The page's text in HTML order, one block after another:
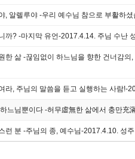
, 알렐루야 -우리 예수님 참으로 부활하
까? -마지막 유언-2017.4.14. 주님 수난
한 삶 -끊임없이 하느님을 향한 건너감
라, 주님의 말씀을 듣고 실행하는 사람!-
느님뿐이다 -허무虛無한 삶에서 충만充
런 분 -주님의 종, 예수님-2017.4.10. 성